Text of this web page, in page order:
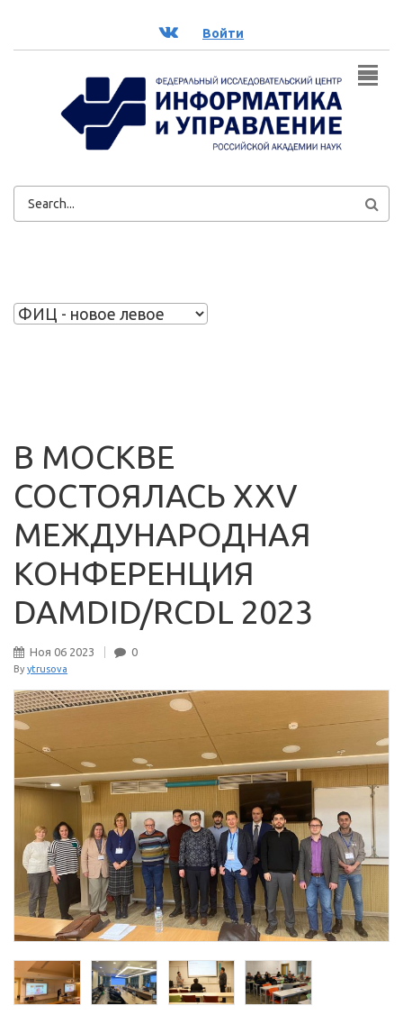
ВК Войти
ФОРМА
В МОСКВЕ
СОСТОЯЛАСЬ XXV
МЕЖДУНАРОДНАЯ
КОНФЕРЕНЦИЯ
DAMDID/RCDL 2023
Ноя 06 2023 0
By ytrusova